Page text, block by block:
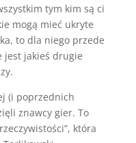
tym kim są ci
mogą mieć ukryte
to dla niego przede
jest jakieś drugie
(i poprzednich
znawcy gier. To
która